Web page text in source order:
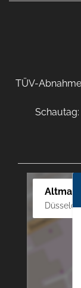
TÜV-
Schautag: